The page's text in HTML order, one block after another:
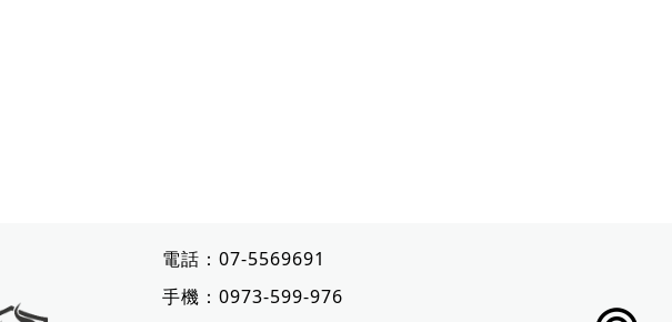
電話：07-5569691
手機：0973-599-976